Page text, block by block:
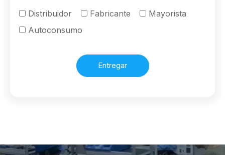
Distribuidor
Fabricante
Mayorista
Autoconsumo
Entregar